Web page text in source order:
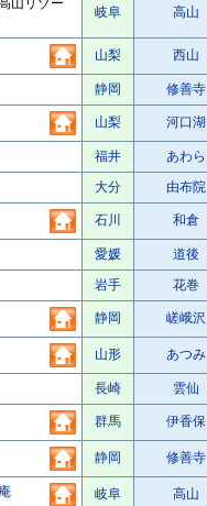
山リゾー
岐阜 高山
山梨 西山
静岡 修善寺
山梨 河口湖
福井
あわら
大分 由布院
石川 和倉
愛媛
道後
岩手 花巻
静岡 嵯峨沢
山形 あつみ
長崎 雲仙
群馬 伊香保
静岡 修善寺
岐阜 高山